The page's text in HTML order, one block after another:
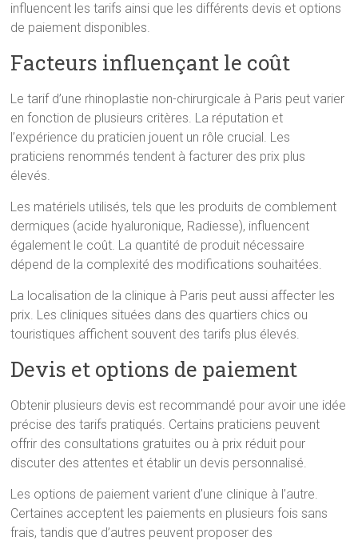
influencent les tarifs ainsi que les différents devis et options
de paiement disponibles.
Facteurs influençant le coût
Le tarif d’une rhinoplastie non-chirurgicale à Paris peut varier
en fonction de plusieurs critères. La réputation et
l’expérience du praticien jouent un rôle crucial. Les
praticiens renommés tendent à facturer des prix plus
élevés.
Les matériels utilisés, tels que les produits de comblement
dermiques (acide hyaluronique, Radiesse), influencent
également le coût. La quantité de produit nécessaire
dépend de la complexité des modifications souhaitées.
La localisation de la clinique à Paris peut aussi affecter les
prix. Les cliniques situées dans des quartiers chics ou
touristiques affichent souvent des tarifs plus élevés.
Devis et options de paiement
Obtenir plusieurs devis est recommandé pour avoir une idée
précise des tarifs pratiqués. Certains praticiens peuvent
offrir des consultations gratuites ou à prix réduit pour
discuter des attentes et établir un devis personnalisé.
Les options de paiement varient d’une clinique à l’autre.
Certaines acceptent les paiements en plusieurs fois sans
frais, tandis que d’autres peuvent proposer des